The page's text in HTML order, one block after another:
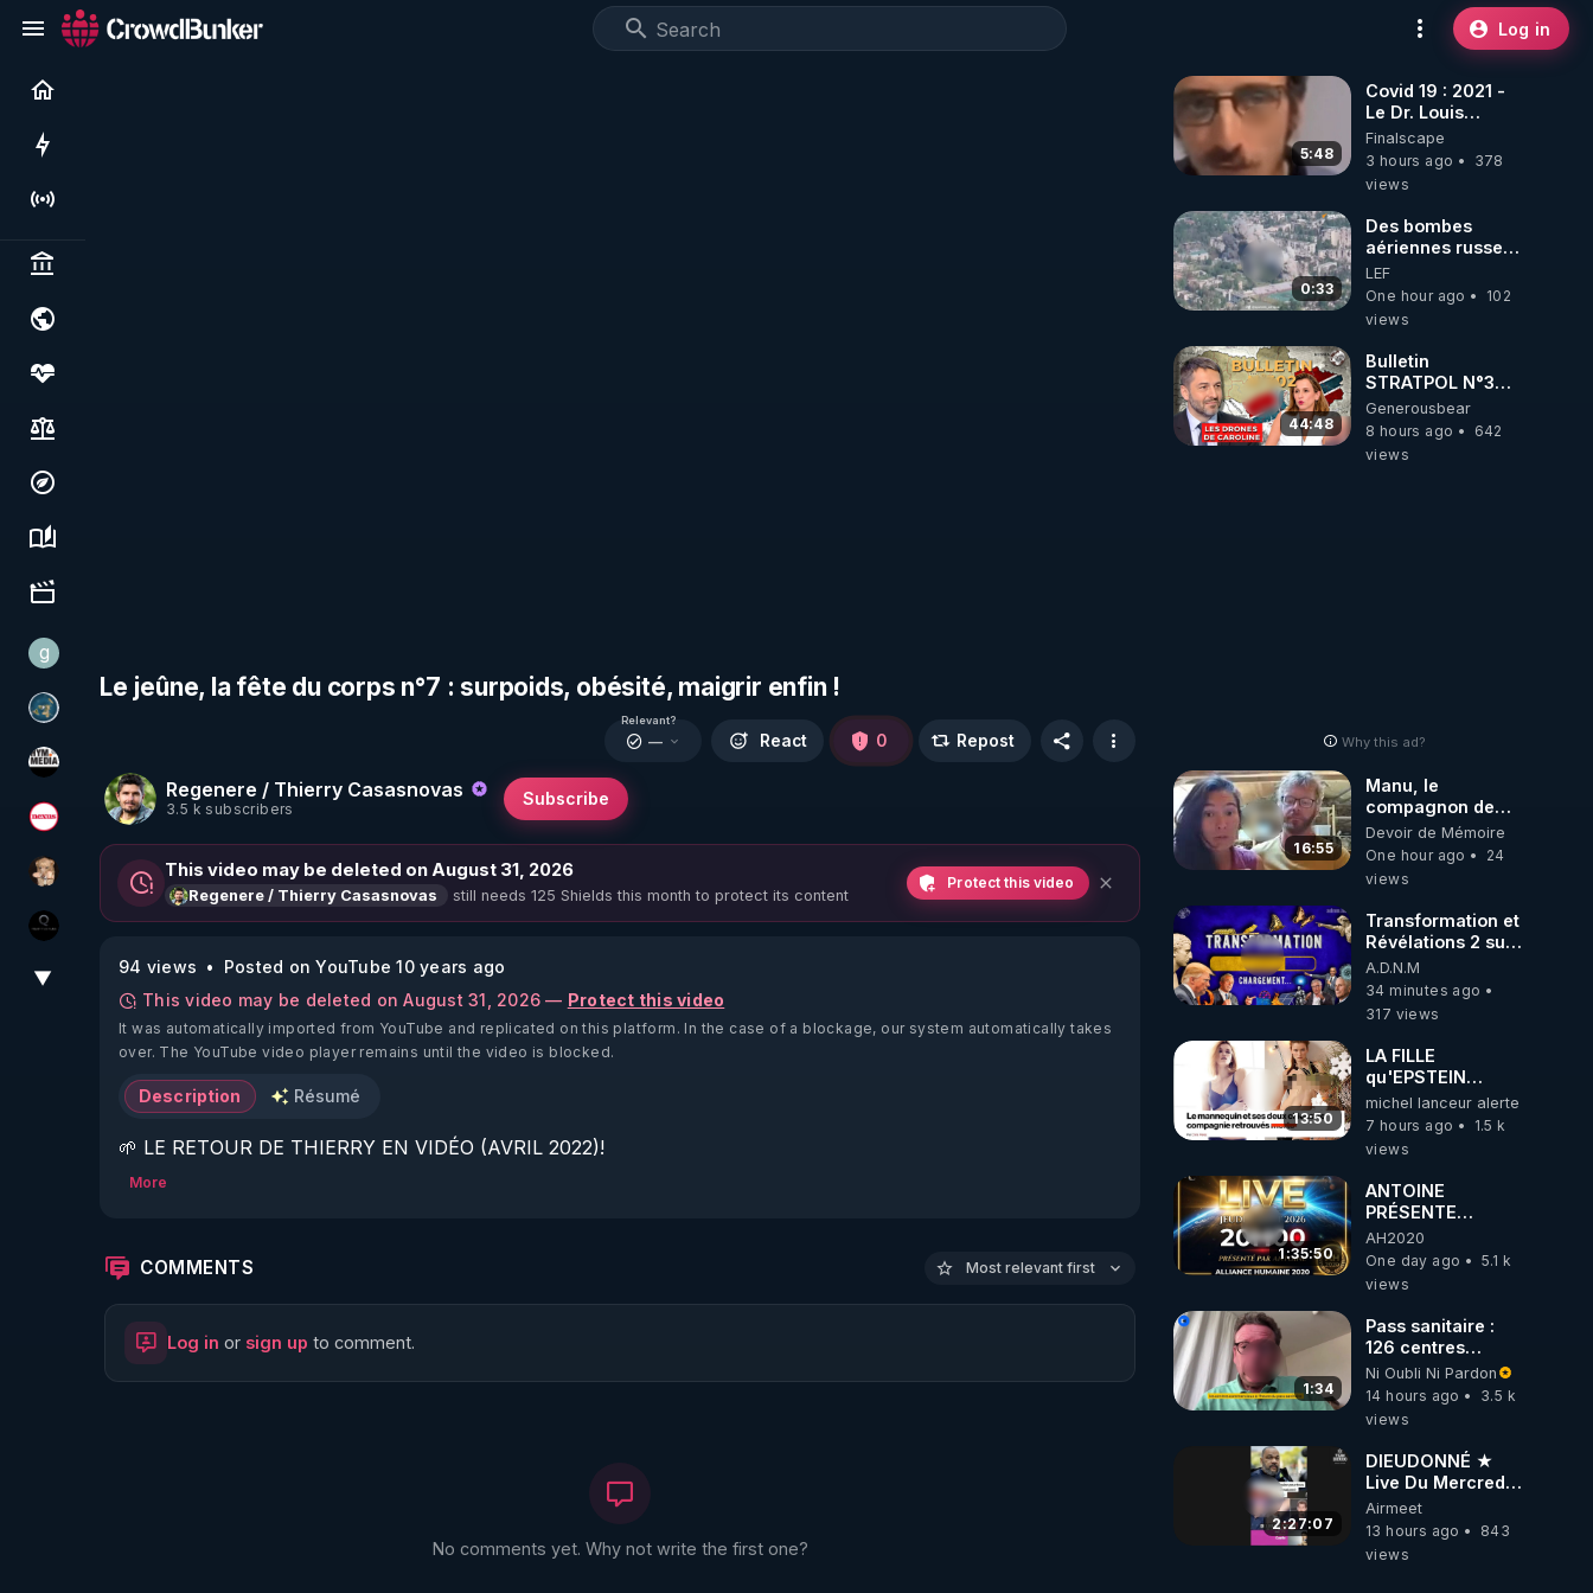
Log in
Live
Politics & institutions
Society, justice & freedoms
Economy, environment & technology
Science, history & spirituality
Culture, media & entertainment
ggilo59
Réinformation sur le monde
HYM.MEDIA
Magazine Nexus
DataCenter
La vérité
▼
Le jeûne, la fête du corps n°7 : surpoids, obésité, maigrir enfin !
Regenere / Thierry Casasnovas
3.5 k subscribers
Subscribe
Relevant?
— React 0 Repost
This video may be deleted on August 31, 2026
Regenere / Thierry Casasnovas still needs 125 Shields this month to protect its content
Protect this video
94 views
Posted on YouTube 10 years ago
This video may be deleted on August 31, 2026 — Protect this video
It was automatically imported from YouTube and replicated on this platform. In the case of a blockage, our system automatically takes
over. The YouTube video player remains until the video is blocked.
Description Résumé
🌱 LE RETOUR DE THIERRY EN VIDÉO (AVRIL 2022)!
🌱 LE MAGAZINE RÉGÉNÈRE
http://rgnr.li/ymag
More
COMMENTS Most relevant first
Log in or sign up to comment.
No comments yet. Why not write the first one?
5:48
Covid 19 : 2021 -
Le Dr. Louis
Fouché renverse
le plateau de
CNews !
Finalscape
3 hours ago
378
views
0:33
Des bombes
aériennes russes
anéantissent les
centres de
contrôle de
brigades
ukrainienne
LEF
One hour ago
102
views
44:48
Bulletin
STRATPOL N°302.
Armée des
drones, MS-21 en
série, missiles
Generousbear
8 hours ago
642
views
Why this ad?
16:55
Manu, le
compagnon de
Kyria, raconte sa
garde à vue
musclée.
Devoir de Mémoire
One hour ago
24
views
Transformation et
Révélations 2 sur
2 - live du
07/08/26
A.D.N.M
34 minutes ago
317 views
13:50
LA FILLE
qu'EPSTEIN
VOULAIT CACHER
michel lanceur alerte
7 hours ago
1.5 k
views
1:35:50
ANTOINE
PRÉSENTE
AH2020 LE LIVE
20H ***DU
06/08/2026***
AH2020
One day ago
5.1 k
views
1:34
Pass sanitaire :
126 centres
commerciaux
concernés par
l'obligation dans
Ni Oubli Ni Pardon
14 hours ago
3.5 k
views
2:27:07
DIEUDONNÉ ★
Live Du Mercredi
5 Août 2026
Airmeet
13 hours ago
843
views